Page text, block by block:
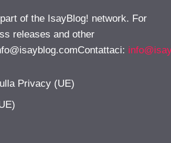
of the IsayBlog! network. For
releases and other
:
Privacy (UE)